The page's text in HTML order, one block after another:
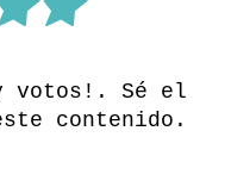
votos!. Sé el
contenido.